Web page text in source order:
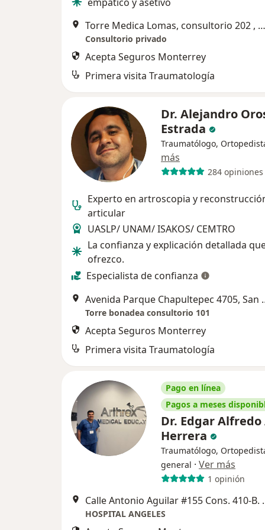
Torre Medica Lomas, consultorio 202 , Av Palmira # 600 Villas del Pedregal, San Luis Potosi
Consultorio privado
Acepta Seguros Monterrey
Primera visita Traumatología
Dr. Alejandro
Estrada
Traumatólogo,
más
284 opiniones
Experto en artroscopia y
articular
UASLP/ UNAM/ ISAKOS/ CEMTRO
La confianza y explicación detallada
ofrezco.
Especialista de confianza
Avenida
Torre bonadea consultorio 101
Acepta Seguros Monterrey
Primera visita Traumatología
Pago en línea
Pagos a meses
Dr. Edgar Alfredo
Herrera
Traumatólogo,
general · Ver más
1 opinión
Calle Antonio
HOSPITAL ANGELES